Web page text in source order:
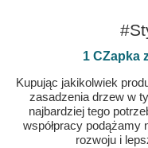
1 CZapka
Kupując jakikolwiek
zasadzenia drzew w
najbardziej tego
współpracy podążamy
rozwoju i